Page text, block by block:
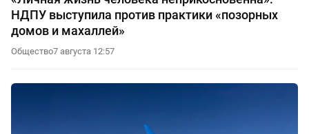
НДПУ выступила против практики «позорных
домов и махаллей»
Общество7 августа 12:57